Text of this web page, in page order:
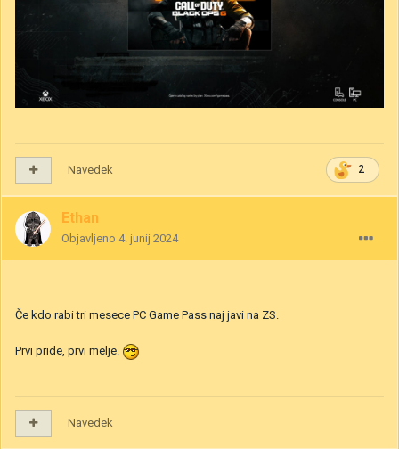
2
Navedek
Ethan
Objavljeno 4. junij 2024
Če kdo rabi tri mesece PC Game Pass naj javi na ZS.
Prvi pride, prvi melje.
Navedek